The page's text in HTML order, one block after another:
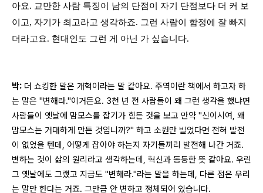
아요. 교만한 사람 특징이 남의 단점이 자기 단점보다 더 커 보
이고, 자기가 최고라고 생각하죠. 그런 사람이 함정에 잘 빠지
더라고요. 현대인도 그런 게 아닌 가 싶습니다.
박: 더 쇼킹한 말은 개혁이라는 말 같아요. 주역이란 책에서 하고자 하
는 말은 "변해라."이거든요. 3천 년 전 사람들이 왜 그런 생각을 했냐면
사람들이 옛날에 맘모스를 잡기가 힘든 것을 보고 만약 "신이시여, 왜
맘모스는 거대하게 만든 것입니까?" 하고 소원만 빌었다면 전혀 발전
이 없었을 텐데, 어떻게 잡아야 하는지 자기들끼리 발전해 나간 거죠.
변하는 것이 삶의 원리라고 생각하는데, 혁신과 동등한 뜻 같아요. 우린
그 옛날에도 그랬고 지금도 "변해라."라는 말을 하는데, 다른 점은 우리
는 말만 한다는 거죠. 그만큼 안 변하고 정체되어 있습니다.